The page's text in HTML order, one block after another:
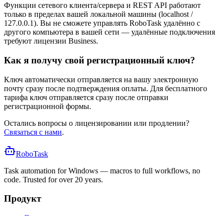
Функции сетевого клиента/сервера и REST API работают
только в пределах вашей локальной машины (localhost /
127.0.0.1). Вы не сможете управлять RoboTask удалённо с
другого компьютера в вашей сети — удалённые подключения
требуют лицензии Business.
Как я получу свой регистрационный ключ?
Ключ автоматически отправляется на вашу электронную
почту сразу после подтверждения оплаты. Для бесплатного
тарифа ключ отправляется сразу после отправки
регистрационной формы.
Остались вопросы о лицензировании или продлении?
Связаться с нами.
RoboTask
Task automation for Windows — macros to full workflows, no
code. Trusted for over 20 years.
Продукт